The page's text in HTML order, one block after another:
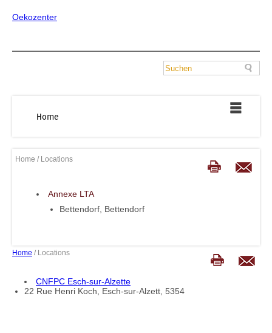
Oekozenter
Home
Home / Locations
Annexe LTA
Bettendorf, Bettendorf
Home / Locations
CNFPC Esch-sur-Alzette
22 Rue Henri Koch, Esch-sur-Alzett, 5354